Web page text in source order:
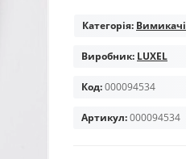
Категорія: Вимикачі
Виробник: LUXEL
Код:000094534
Артикул:000094534